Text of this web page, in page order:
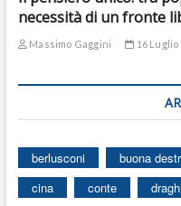
necessità di un fronte
Massimo Gaggini 16 Luglio
berlusconi buona
cina
conte